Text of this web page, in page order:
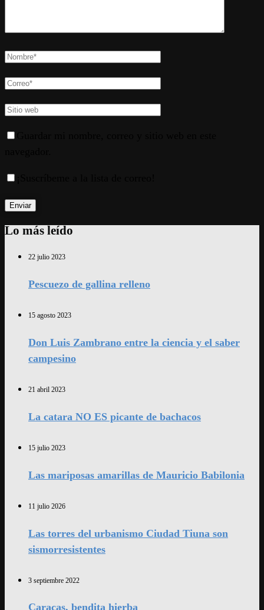
Lo más leído
22 julio 2023
Pescuezo de gallina relleno
15 agosto 2023
Don Luis Zambrano entre la ciencia y el saber
campesino
21 abril 2023
La catara NO ES picante de bachacos
15 julio 2023
Las mariposas amarillas de Mauricio Babilonia
11 julio 2026
Las torres del urbanismo Ciudad Tiuna son
sismorresistentes
3 septiembre 2022
Caracas, bendita hierba